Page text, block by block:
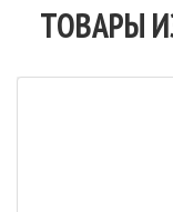
ТОВАРЫ